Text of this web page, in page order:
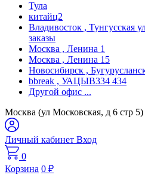
Тула
китайц2
Владивосток , Тунгусская
заказы
Москва , Ленина 1
Москва , Ленина 15
Новосибирск ,
bbreak , УАЦЫВ334 434
Другой офис ...
Москва (ул Московская, д 6 стр 5)
Личный кабинет Вход
0
Корзина 0 ₽